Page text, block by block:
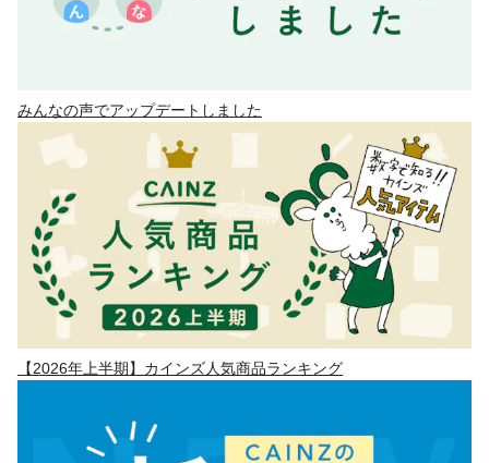
みんなの声でアップデートしました
【2026年上半期】カインズ人気商品ランキング